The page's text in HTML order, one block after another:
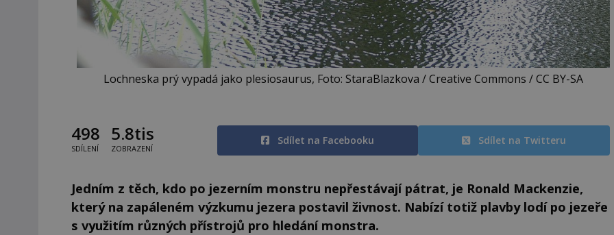
Lochneska prý vypadá jako plesiosaurus, Foto: StaraBlazkova / Creative Commons / CC BY-SA
498
SDÍLENÍ
5.8tis
ZOBRAZENÍ
Sdílet na Facebooku Sdílet na Twitteru
Jedním z těch, kdo po jezerním monstru nepřestávají pátrat, je Ronald Mackenzie,
který na zapáleném výzkumu jezera postavil živnost. Nabízí totiž plavby lodí po jezeře
s využitím různých přístrojů pro hledání monstra.